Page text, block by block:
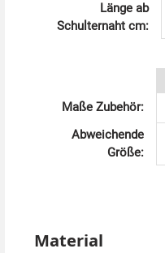
Länge ab
Schulternaht cm:
Maße Zubehör:
Abweichende
Größe:
Material